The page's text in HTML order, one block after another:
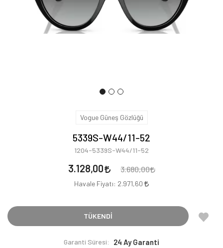
Vogue Güneş Gözlüğü
5339S-W44/11-52
1204-5339S-W44/11-52
3.128,00 3.680,00
Havale Fiyatı: 2.971,60
TÜKENDİ
Garanti Süresi: 24 Ay Garanti